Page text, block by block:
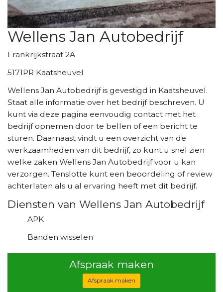
Wellens Jan Autobedrijf
Frankrijkstraat 2A
5171PR Kaatsheuvel
Wellens Jan Autobedrijf is gevestigd in Kaatsheuvel.
Staat alle informatie over het bedrijf beschreven. U
kunt via deze pagina eenvoudig contact met het
bedrijf opnemen door te bellen of een bericht te
sturen. Daarnaast vindt u een overzicht van de
werkzaamheden van dit bedrijf, zo kunt u snel zien
welke zaken Wellens Jan Autobedrijf voor u kan
verzorgen. Tenslotte kunt een beoordeling of review
achterlaten als u al ervaring heeft met dit bedrijf.
Diensten van Wellens Jan Autobedrijf
APK
Banden wisselen
Afspraak maken
Afspraak maken